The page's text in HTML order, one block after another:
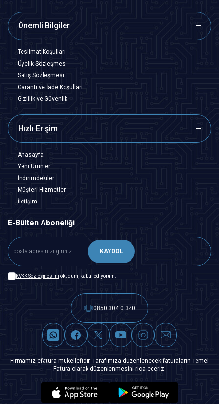
Önemli Bilgiler
Teslimat Koşulları
Üyelik Sözleşmesi
Satış Sözleşmesi
Garanti ve İade Koşulları
Gizlilik ve Güvenlik
Hızlı Erişim
Anasayfa
Yeni Ürünler
İndirimdekiler
Müşteri Hizmetleri
İletişim
E-Bülten Aboneliği
KAYDOL
KVKK Sözleşmesi'ni okudum, kabul ediyorum.
0850 304 0 340
Firmamız efatura mükellefidir. Tarafımıza düzenlenecek faturaların Temel
Fatura olarak düzenlenmesini rica ederiz.